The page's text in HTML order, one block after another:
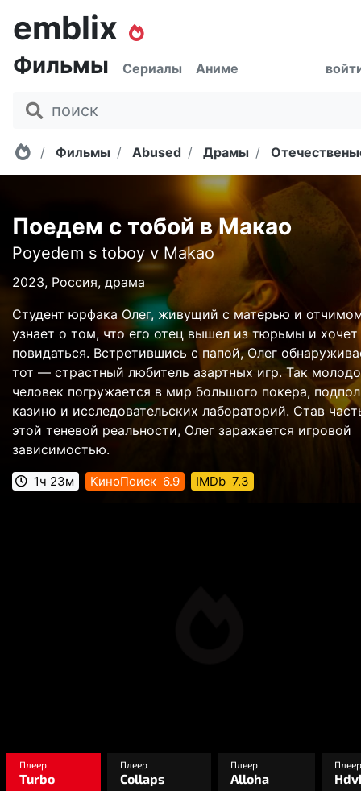
emblix
Фильмы Сериалы Аниме
Главная
Фильмы Abused Драмы
Поедем с тобой в Макао
Poyedem s toboy v Makao
2023, Россия, драма
Студент юрфака Олег, живущий с матерью и
узнает о том, что его отец вышел из тюрьмы и
повидаться. Встретившись с папой, Олег
тот — страстный любитель азартных игр. Так
человек погружается в мир большого покера,
казино и исследовательских лабораторий. Став
этой теневой реальности, Олег заражается игровой
зависимостью.
1ч 23м КиноПоиск 6.9 IMDb 7.3